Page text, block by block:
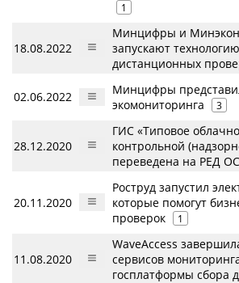
1
18.08.2022
Минцифры и
запускают
дистанционных
02.06.2022
Минцифры
экомониторинга
3
28.12.2020
ГИС «Типовое
контрольной
переведена на РЕД ОС
20.11.2020
Роструд запустил
которые помогут
проверок
1
11.08.2020
WaveAccess
сервисов
госплатформы сбора